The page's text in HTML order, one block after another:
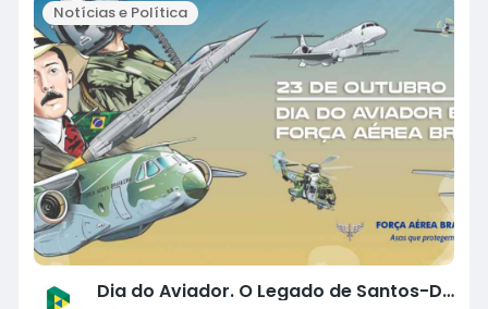
Notícias e Política
Dia do Aviador. O Legado de Santos-Dumont para o Brasil!